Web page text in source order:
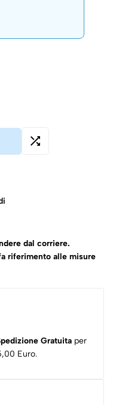
dal corriere.
riferimento alle misure
Gratuita per
Euro.